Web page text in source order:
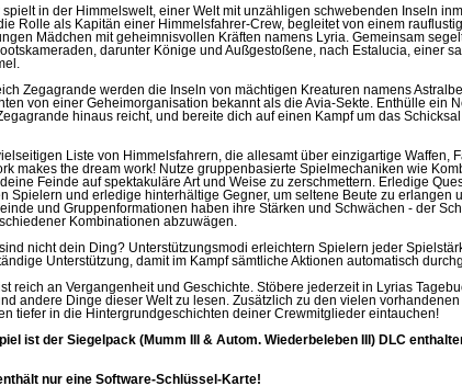
in der Himmelswelt, einer Welt mit unzähligen schwebenden Inseln
Rolle als Kapitän einer Himmelsfahrer-Crew, begleitet von einem
Mädchen mit geheimnisvollen Kräften namens Lyria. Gemeinsam
darunter Könige und Außgestoßene, nach Estalucia, einer
Zegagrande werden die Inseln von mächtigen Kreaturen namens
von einer Geheimorganisation bekannt als die Avia-Sekte. Enthülle ein
hinaus reicht, und bereite dich auf einen Kampf um das
Liste von Himmelsfahrern, die allesamt über einzigartige Waffen,
makes the dream work! Nutze gruppenbasierte Spielmechaniken wie
Feinde auf spektakuläre Art und Weise zu zerschmettern. Erledige
Spielern und erledige hinterhältige Gegner, um seltene Beute zu erlangen
und Gruppenformationen haben ihre Stärken und Schwächen - der
Kombinationen abzuwägen.
nicht dein Ding? Unterstützungsmodi erleichtern Spielern jeder
Unterstützung, damit im Kampf sämtliche Aktionen automatisch
reich an Vergangenheit und Geschichte. Stöbere jederzeit in Lyrias
andere Dinge dieser Welt zu lesen. Zusätzlich zu den vielen
tiefer in die Hintergrundgeschichten deiner Crewmitglieder eintauchen!
ist der Siegelpack (Mumm III & Autom. Wiederbeleben III) DLC
nur eine Software-Schlüssel-Karte!